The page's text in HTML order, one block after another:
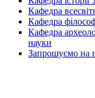
Кафедра
Кафедра
Кафедра
науки
Запрошуємо на